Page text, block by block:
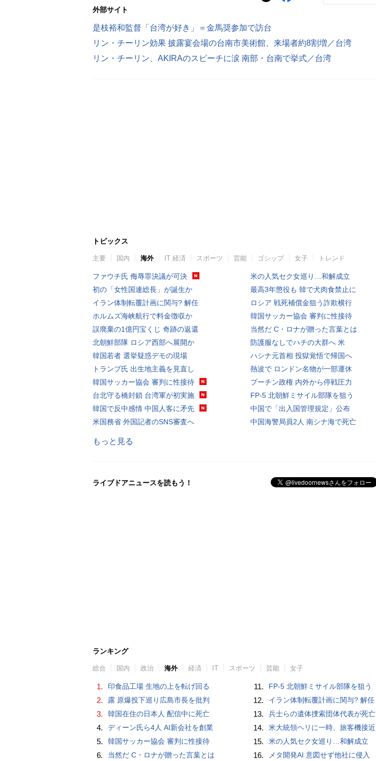
外部サイト
是枝裕和監督「台湾が好き」＝金馬奨参加で訪台
リン・チーリン効果 披露宴会場の台南市美術館、来場者約8割増／台湾
リン・チーリン、AKIRAのスピーチに涙 南部・台南で挙式／台湾
トピックス
主要 国内 海外 IT 経済 スポーツ 芸能 ゴシップ 女子 トレンド
ファウチ氏 侮辱罪決議が可決
初の「女性国連総長」が誕生か
イラン体制転覆計画に関与? 解任
ホルムズ海峡航行で料金徴収か
誤廃棄の1億円宝くじ 奇跡の返還
北朝鮮部隊 ロシア西部へ展開か
韓国若者 選挙疑惑デモの現場
トランプ氏 出生地主義を見直し
韓国サッカー協会 審判に性接待
台北守る橋封鎖 台湾軍が初実施
韓国で反中感情 中国人客に矛先
米国務省 外国記者のSNS審査へ
米の人気セク女巡り…和解成立
最高3年懲役も 韓で犬肉食禁止に
ロシア 戦死補償金狙う詐欺横行
韓国サッカー協会 審判に性接待
当然だ C・ロナが贈った言葉とは
防護服なしでハチの大群へ 米
ハシナ元首相 投獄覚悟で帰国へ
熱波で ロンドン名物が一部運休
プーチン政権 内外から停戦圧力
FP-5 北朝鮮ミサイル部隊を狙う
中国で「出入国管理規定」公布
中国海警局員2人 南シナ海で死亡
もっと見る
ライブドアニュースを読もう！
ランキング
総合 国内 政治 海外 経済 IT スポーツ 芸能 女子
1. 印食品工場 生地の上を転げ回る
2. 露 原爆投下巡り広島市長を批判
3. 韓国在住の日本人 配信中に死亡
4. ディーン氏ら4人 AI新会社を創業
5. 韓国サッカー協会 審判に性接待
6. 当然だ C・ロナが贈った言葉とは
11. FP-5 北朝鮮ミサイル部隊を狙う
12. イラン体制転覆計画に関与? 解任
13. 兵士らの遺体捜索団体代表が死亡
14. 米大統領ヘリに一時、旅客機接近
15. 米の人気セク女巡り…和解成立
16. メタ開発AI 意図せず他社に侵入